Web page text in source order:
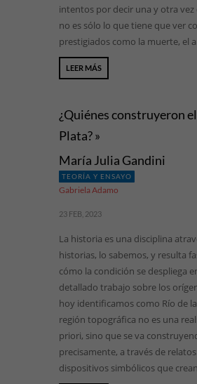
intentos por decir una y otra vez
no es sólo lo que tiene que ver
prestigiados como la muerte, el
LEER MÁS
¿Quiénes construyeron
Plata? »
María Julia Gandini
TEORÍA Y ENSAYO
Gabriela Adamo
23 FEB, 2023
La historia es una disciplina
historias, lo sabemos, y resulta
cómo la condición se despliega
detallado trabajo sobre los
hoy identificamos como Río de
región topográfica no es una
priori, sino que se va
precisamente, a través de
dispositivos simbólicos que